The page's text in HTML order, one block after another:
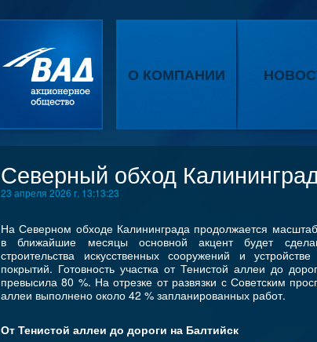
О КОМПАНИИ
Северный обход
23 апреля 2026 г. 13:13:23
На Северном обходе Калининграда продолжается
в ближайшие месяцы основной акцент будет
строительства искусственных сооружений и
покрытий. Готовность участка от Тенистой аллеи до
превысила 80 %. На отрезке от развязки с Советским
аллеи выполнено около 42 % запланированных работ.
От Тенистой аллеи до дороги на Балтийск